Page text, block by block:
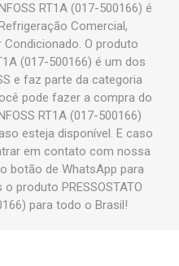
RT1A (017-500166) é
Comercial,
O produto
(017-500166) é um dos
e faz parte da categoria
pode fazer a compra do
RT1A (017-500166)
esteja disponível. E caso
em contato com nossa
botão de WhatsApp para
produto PRESSOSTATO
para todo o Brasil!